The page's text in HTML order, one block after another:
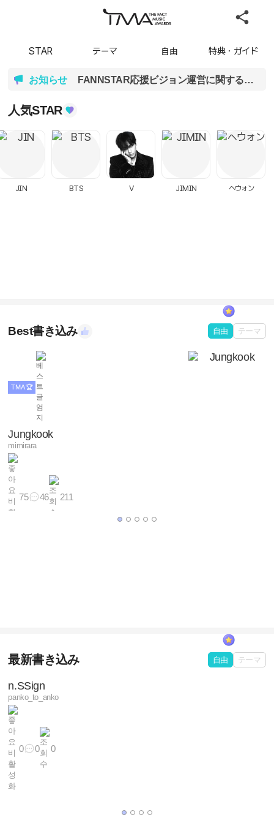
STAR テーマ 自由 特典・ガイド
お知らせ FANNSTAR応援ビジョン運営に関するご案内
人気STAR
JIN BTS V JIMIN ヘウォン
Best書き込み 自由 テーマ
TMA 🏆
Jungkook
mimirara
75 46 211
BTS ♡
musuke
最新書き込み 自由 テーマ
n.SSign
panko_to_anko
0 0 0